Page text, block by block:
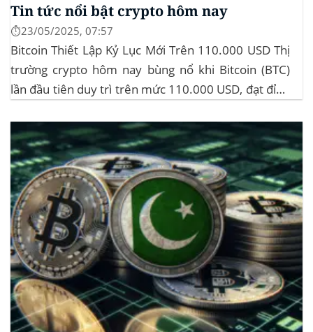
Tin tức nổi bật crypto hôm nay
⏱️23/05/2025, 07:57
Bitcoin Thiết Lập Kỷ Lục Mới Trên 110.000 USD Thị
trường crypto hôm nay bùng nổ khi Bitcoin (BTC)
lần đầu tiên duy trì trên mức 110.000 USD, đạt đỉnh
mức giá cao nhất từ trước đến nay của...